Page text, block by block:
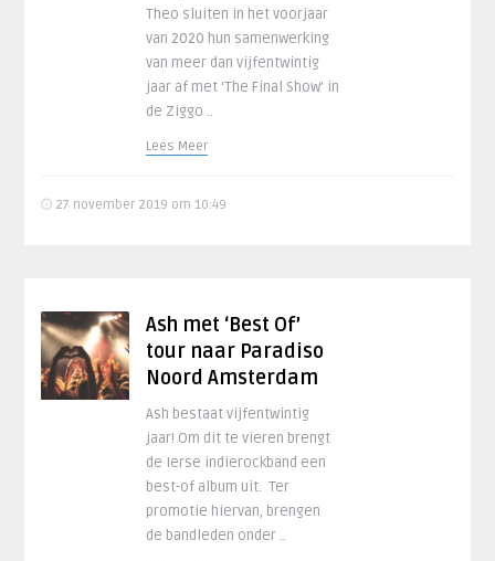
Theo sluiten in het voorjaar
van 2020 hun samenwerking
van meer dan vijfentwintig
jaar af met ‘The Final Show’ in
de Ziggo ..
Lees Meer
27 november 2019 om 10:49
Ash met ‘Best Of’
tour naar Paradiso
Noord Amsterdam
Ash bestaat vijfentwintig
jaar! Om dit te vieren brengt
de Ierse indierockband een
best-of album uit. Ter
promotie hiervan, brengen
de bandleden onder ..